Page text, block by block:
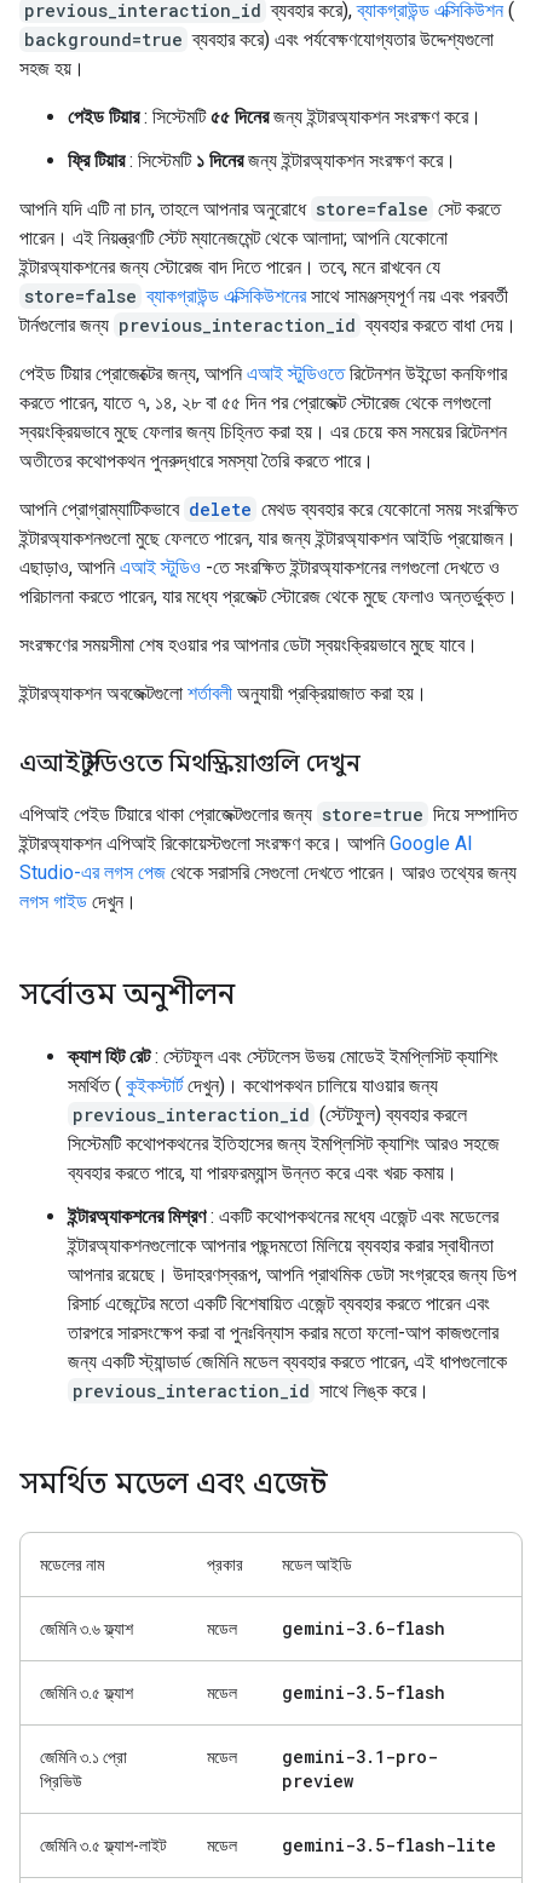
previous_interaction_id ব্যবহার করে),ব্যাকগ্রাউন্ড এক্সিকিউশন(
background=true ব্যবহার করে) এবং পর্যবেক্ষণযোগ্যতার উদ্দেশ্যগুলো
সহজ হয়।
পেইড টিয়ার: সিস্টেমটি৫৫ দিনেরজন্য ইন্টারঅ্যাকশন সংরক্ষণ করে।
ফ্রি টিয়ার: সিস্টেমটি ১ দিনেরজন্য ইন্টারঅ্যাকশন সংরক্ষণ করে।
আপনি যদি এটি না চান, তাহলে আপনার অনুরোধে store=false সেট করতে
পারেন। এই নিয়ন্ত্রণটি স্টেট ম্যানেজমেন্ট থেকে আলাদা; আপনি যেকোনো
ইন্টারঅ্যাকশনের জন্য স্টোরেজ বাদ দিতে পারেন। তবে, মনে রাখবেন যে
store=false ব্যাকগ্রাউন্ড এক্সিকিউশনেরসাথে সামঞ্জস্যপূর্ণ নয় এবং পরবর্তী
টার্নগুলোর জন্য previous_interaction_id ব্যবহার করতে বাধা দেয়।
পেইড টিয়ার প্রোজেক্টের জন্য, আপনি এআই স্টুডিওতেরিটেনশন উইন্ডো কনফিগার
করতে পারেন, যাতে ৭, ১৪, ২৮ বা ৫৫ দিন পর প্রোজেক্ট স্টোরেজ থেকে লগগুলো
স্বয়ংক্রিয়ভাবে মুছে ফেলার জন্য চিহ্নিত করা হয়। এর চেয়ে কম সময়ের রিটেনশন
অতীতের কথোপকথন পুনরুদ্ধারে সমস্যা তৈরি করতে পারে।
আপনি প্রোগ্রাম্যাটিকভাবে delete মেথড ব্যবহার করে যেকোনো সময় সংরক্ষিত
ইন্টারঅ্যাকশনগুলো মুছে ফেলতে পারেন, যার জন্য ইন্টারঅ্যাকশন আইডি প্রয়োজন।
এছাড়াও, আপনি এআই স্টুডিও -তে সংরক্ষিত ইন্টারঅ্যাকশনের লগগুলো দেখতে ও
পরিচালনা করতে পারেন, যার মধ্যে প্রজেক্ট স্টোরেজ থেকে মুছে ফেলাও অন্তর্ভুক্ত।
সংরক্ষণের সময়সীমা শেষ হওয়ার পর আপনার ডেটা স্বয়ংক্রিয়ভাবে মুছে যাবে।
ইন্টারঅ্যাকশন অবজেক্টগুলো শর্তাবলী অনুযায়ী প্রক্রিয়াজাত করা হয়।
এআই স্টুডিওতে মিথস্ক্রিয়াগুলি দেখুন
এপিআই পেইড টিয়ারে থাকা প্রোজেক্টগুলোর জন্য store=true দিয়ে সম্পাদিত
ইন্টারঅ্যাকশন এপিআই রিকোয়েস্টগুলো সংরক্ষণ করে। আপনি Google AI
Studio-এর লগস পেজ থেকে সরাসরি সেগুলো দেখতে পারেন। আরও তথ্যের জন্য
লগস গাইড দেখুন।
সর্বোত্তম অনুশীলন
ক্যাশ হিট রেট: স্টেটফুল এবং স্টেটলেস উভয় মোডেই ইমপ্লিসিট ক্যাশিং
সমর্থিত ( কুইকস্টার্টদেখুন)। কথোপকথন চালিয়ে যাওয়ার জন্য
previous_interaction_id (স্টেটফুল) ব্যবহার করলে
সিস্টেমটি কথোপকথনের ইতিহাসের জন্য ইমপ্লিসিট ক্যাশিং আরও সহজে
ব্যবহার করতে পারে, যা পারফরম্যান্স উন্নত করে এবং খরচ কমায়।
ইন্টারঅ্যাকশনের মিশ্রণ: একটি কথোপকথনের মধ্যে এজেন্ট এবং মডেলের
ইন্টারঅ্যাকশনগুলোকে আপনার পছন্দমতো মিলিয়ে ব্যবহার করার স্বাধীনতা
আপনার রয়েছে। উদাহরণস্বরূপ, আপনি প্রাথমিক ডেটা সংগ্রহের জন্য ডিপ
রিসার্চ এজেন্টের মতো একটি বিশেষায়িত এজেন্ট ব্যবহার করতে পারেন এবং
তারপরে সারসংক্ষেপ করা বা পুনঃবিন্যাস করার মতো ফলো-আপ কাজগুলোর
জন্য একটি স্ট্যান্ডার্ড জেমিনি মডেল ব্যবহার করতে পারেন, এই ধাপগুলোকে
previous_interaction_id সাথে লিঙ্ক করে।
সমর্থিত মডেল এবং এজেন্ট
মডেলের নাম প্রকার মডেল আইডি
জেমিনি ৩.৬ ফ্ল্যাশ মডেল gemini-3. 6-flash
জেমিনি ৩.৫ ফ্ল্যাশ মডেল gemini-3. 5-flash
জেমিনি ৩.১ প্রো
প্রিভিউ
মডেল gemini-3. 1-pro-
preview
জেমিনি ৩.৫ ফ্ল্যাশ-লাইট মডেল gemini-3. 5-flash-lite